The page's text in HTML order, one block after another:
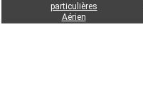
particulières
Aérien